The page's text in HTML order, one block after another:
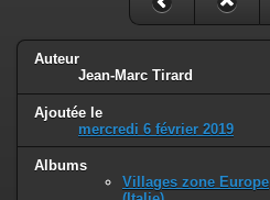
Auteur
Jean-Marc Tirard
Ajoutée le
mercredi 6 février 2019
Albums
Villages zone Europe